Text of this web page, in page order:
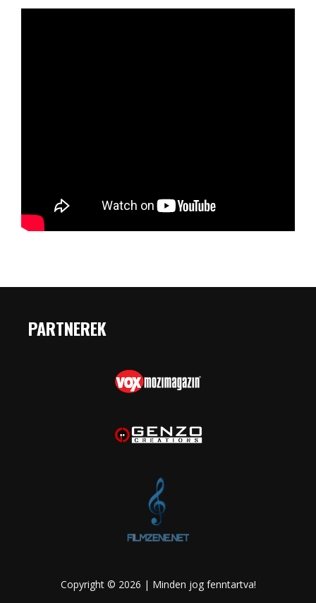
PARTNEREK
Copyright © 2026 | Minden jog fenntartva!